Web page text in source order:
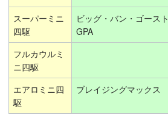
スーパーミニ
四駆
ビッグ・バン・ゴースト
GPA
フルカウルミ
ニ四駆
エアロミニ四
駆
ブレイジングマックス